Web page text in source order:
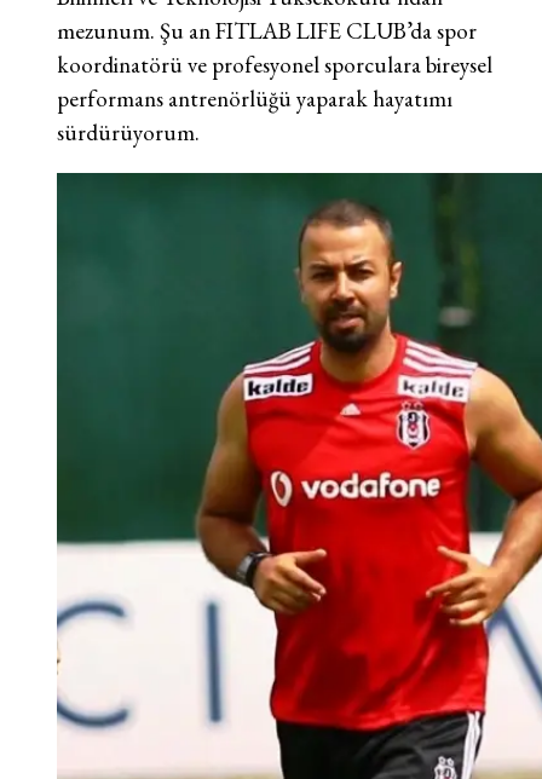
mezunum. Şu an FITLAB LIFE CLUB’da spor
koordinatörü ve profesyonel sporculara bireysel
performans antrenörlüğü yaparak hayatımı
sürdürüyorum.